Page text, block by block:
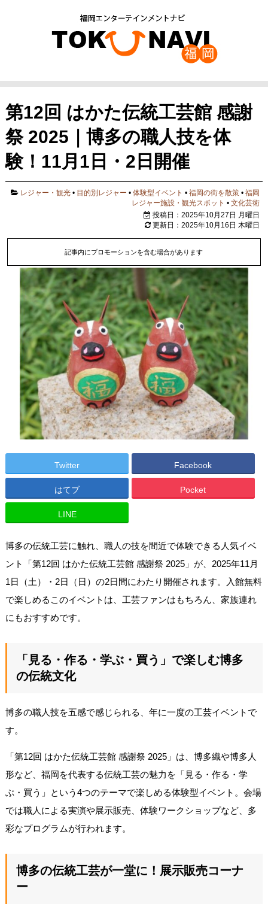
第12回 はかた伝統工芸館 感謝
祭 2025｜博多の職人技を体
験！11月1日・2日開催
レジャー・観光 • 目的別レジャー •体験型イベント •福岡の街を散策 •福岡
レジャー施設・観光スポット •文化芸術
投稿日：2025年10月27日 月曜日
更新日：2025年10月16日 木曜日
記事内にプロモーションを含む場合があります
Twitter Facebook
はてブ Pocket
LINE
博多の伝統工芸に触れ、職人の技を間近で体験できる人気イベ
ント「第12回 はかた伝統工芸館 感謝祭 2025」が、2025年11月
1日（土）・2日（日）の2日間にわたり開催されます。入館無料
で楽しめるこのイベントは、工芸ファンはもちろん、家族連れ
にもおすすめです。
「見る・作る・学ぶ・買う」で楽しむ博多
の伝統文化
博多の職人技を五感で感じられる、年に一度の工芸イベントで
す。
「第12回 はかた伝統工芸館 感謝祭 2025」は、博多織や博多人
形など、福岡を代表する伝統工芸の魅力を「見る・作る・学
ぶ・買う」という4つのテーマで楽しめる体験型イベント。会場
では職人による実演や展示販売、体験ワークショップなど、多
彩なプログラムが行われます。
博多の伝統工芸が一堂に！展示販売コーナ
ー